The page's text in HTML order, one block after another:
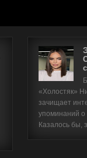
«Холостяк»
зачищает
упоминаний
Казалось бы,
Имя